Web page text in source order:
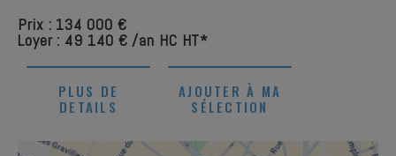
Prix : 134 000 €
Loyer : 49 140 € /an HC HT*
PLUS DE
DETAILS
AJOUTER À MA
SÉLECTION